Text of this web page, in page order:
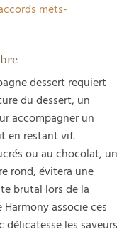
mets-
dessert requiert
du dessert, un
accompagner un
en restant vif.
ou au chocolat, un
rond, évitera une
brutal lors de la
associe ces
les saveurs